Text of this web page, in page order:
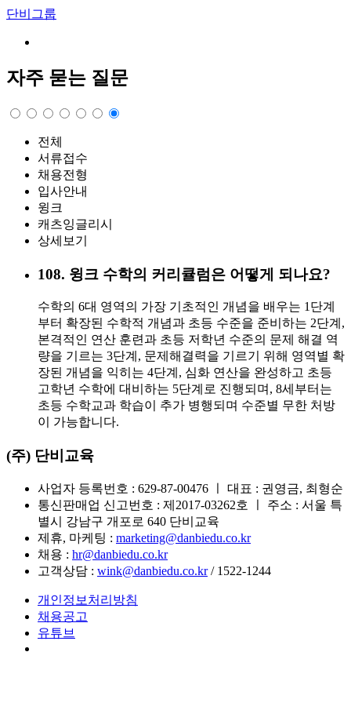
단비그룹
자주 묻는 질문
전체
서류접수
채용전형
입사안내
윙크
캐츠잉글리시
상세보기
108. 윙크 수학의 커리큘럼은 어떻게 되나요?
수학의 6대 영역의 가장 기초적인 개념을 배우는 1단계
부터 확장된 수학적 개념과 초등 수준을 준비하는 2단계,
본격적인 연산 훈련과 초등 저학년 수준의 문제 해결 역
량을 기르는 3단계, 문제해결력을 기르기 위해 영역별 확
장된 개념을 익히는 4단계, 심화 연산을 완성하고 초등
고학년 수학에 대비하는 5단계로 진행되며, 8세부터는
초등 수학교과 학습이 추가 병행되며 수준별 무한 처방
이 가능합니다.
(주) 단비교육
사업자 등록번호 : 629-87-00476 ㅣ 대표 : 권영금, 최형순
통신판매업 신고번호 : 제2017-03262호 ㅣ 주소 : 서울 특
별시 강남구 개포로 640 단비교육
제휴, 마케팅 : marketing@danbiedu.co.kr
채용 : hr@danbiedu.co.kr
고객상담 : wink@danbiedu.co.kr/ 1522-1244
개인정보처리방침
채용공고
유튜브